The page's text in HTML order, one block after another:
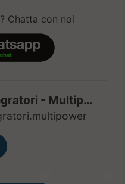
Chatta con noi